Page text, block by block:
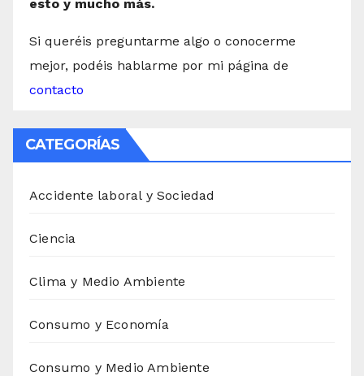
esto y mucho más.
Si queréis preguntarme algo o conocerme
mejor, podéis hablarme por mi página de
contacto
CATEGORÍAS
Accidente laboral y Sociedad
Ciencia
Clima y Medio Ambiente
Consumo y Economía
Consumo y Medio Ambiente